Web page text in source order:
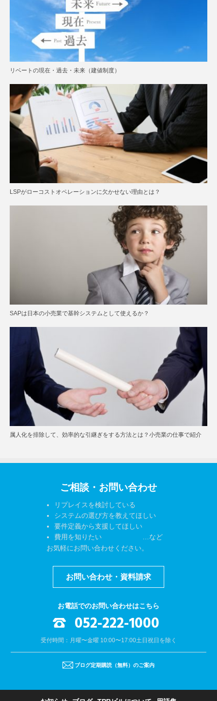
リベートの現在・過去・未来（建値制度）
LSPがローコストオペレーションに欠かせない理由とは？
SAPは日本の小売業で基幹システムとして使えるか？
属人化を排除して、効率的な引継ぎをする方法とは？小売業の仕事で紹介
ご相談・お問い合わせ
リプレイスを検討している
システムの選び方を教えてほしい
要件定義から支援してほしい
費用を知りたい …など
お気軽にお問い合わせください。
お問い合わせ・資料請求
お電話でのお問い合わせはこちら
052-222-1000
受付時間：月曜〜金曜 10:00〜17:00土日祝日を除く
ブログ定期購読（無料）のご案内